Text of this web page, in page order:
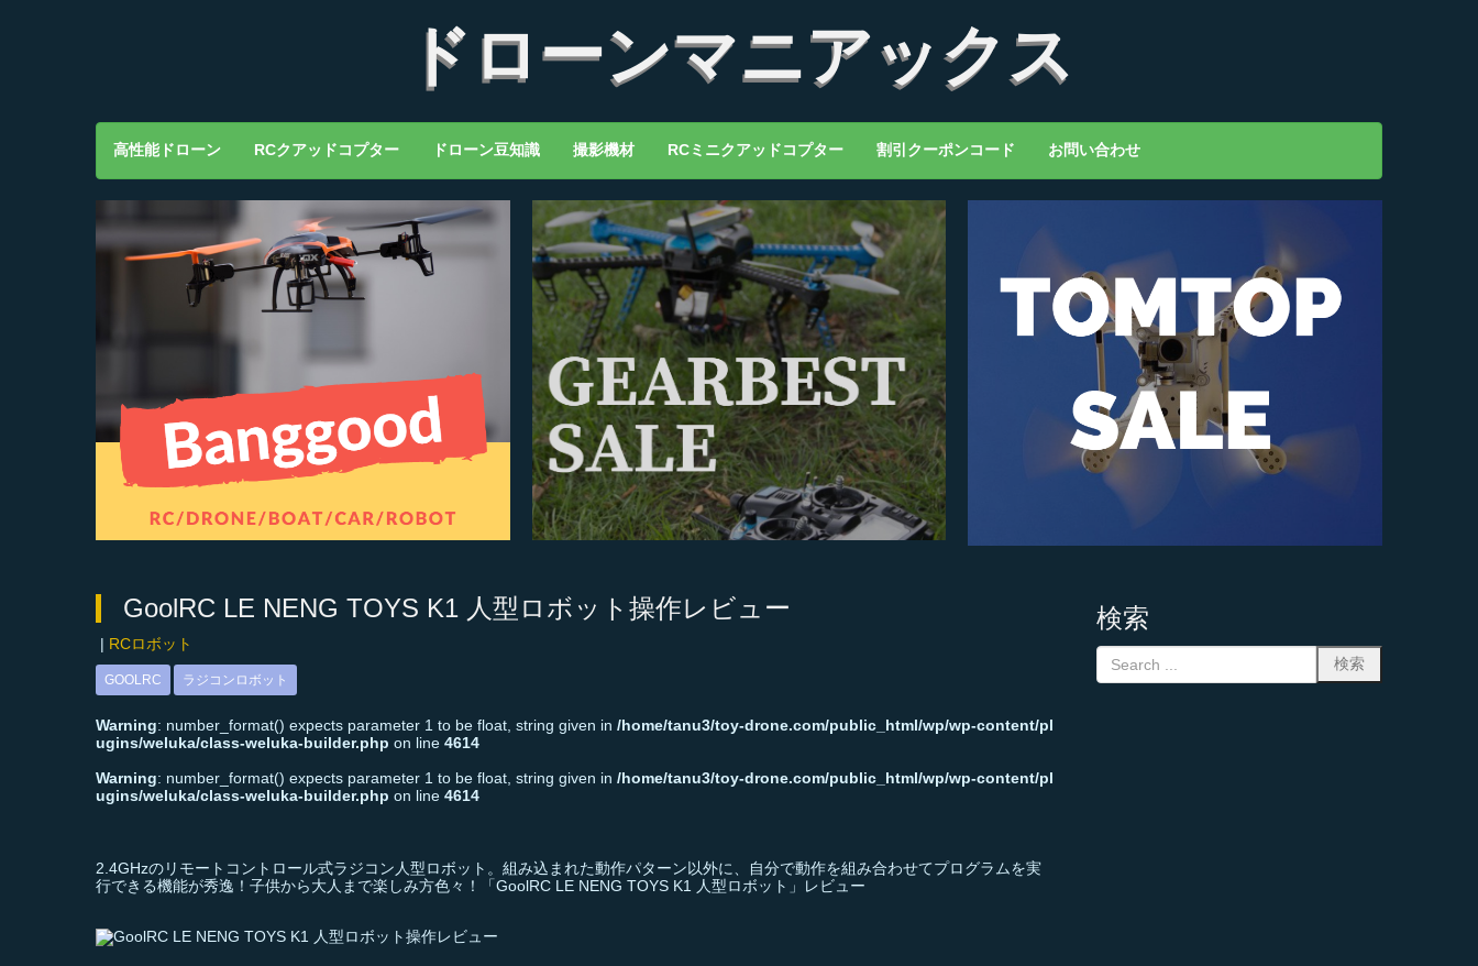
ドローンマニアックス
高性能ドローン RCクアッドコプター ドローン豆知識 撮影機材 RCミニクアッドコプター 割引クーポンコード お問い合わせ
GoolRC LE NENG TOYS K1 人型ロボット操作レビュー
RCロボット
GOOLRC ラジコンロボット
Warning: number_format() expects parameter 1 to be float, string given in /home/tanu3/toy-drone.com/public_html/wp/wp-content/pl
ugins/weluka/class-weluka-builder.php on line 4614
Warning: number_format() expects parameter 1 to be float, string given in /home/tanu3/toy-drone.com/public_html/wp/wp-content/pl
ugins/weluka/class-weluka-builder.php on line 4614
2.4GHzのリモートコントロール式ラジコン人型ロボット。組み込まれた動作パターン以外に、自分で動作を組み合わせてプログラムを実
行できる機能が秀逸！子供から大人まで楽しみ方色々！「GoolRC LE NENG TOYS K1 人型ロボット」レビュー
検索